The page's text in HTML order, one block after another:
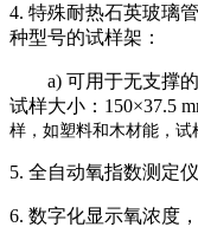
4. 特殊耐热石英玻璃
种型号的试样架：
a) 可用于无支撑的
试样大小：150×37.5
样，如塑料和木材能，试
5. 全自动氧指数测定
6. 数字化显示氧浓度